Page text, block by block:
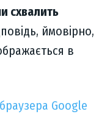
схвалить
ймовірно,
в
браузера Google